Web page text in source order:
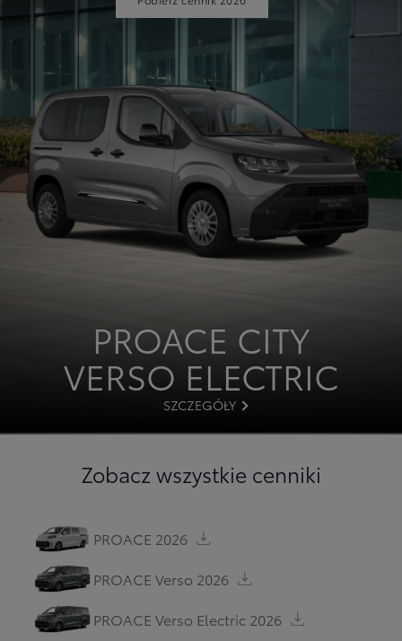
PROACE CITY
VERSO ELECTRIC
SZCZEGÓŁY
Zobacz wszystkie cenniki
PROACE 2026
PROACE Verso 2026
PROACE Verso Electric 2026